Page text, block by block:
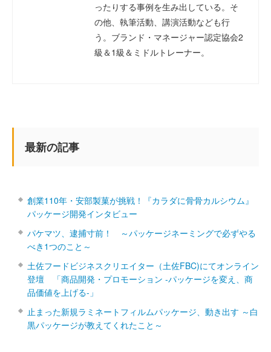
ったりする事例を生み出している。そ
の他、執筆活動、講演活動なども行
う。ブランド・マネージャー認定協会2
級＆1級＆ミドルトレーナー。
最新の記事
創業110年・安部製菓が挑戦！『カラダに骨骨カルシウム』
パッケージ開発インタビュー
パケマツ、逮捕寸前！ ～パッケージネーミングで必ずやる
べき1つのこと～
土佐フードビジネスクリエイター（土佐FBC)にてオンライン
登壇 「商品開発・プロモーション ‐パッケージを変え、商
品価値を上げる‐」
止まった新規ラミネートフィルムパッケージ、動き出す ～白
黒パッケージが教えてくれたこと～